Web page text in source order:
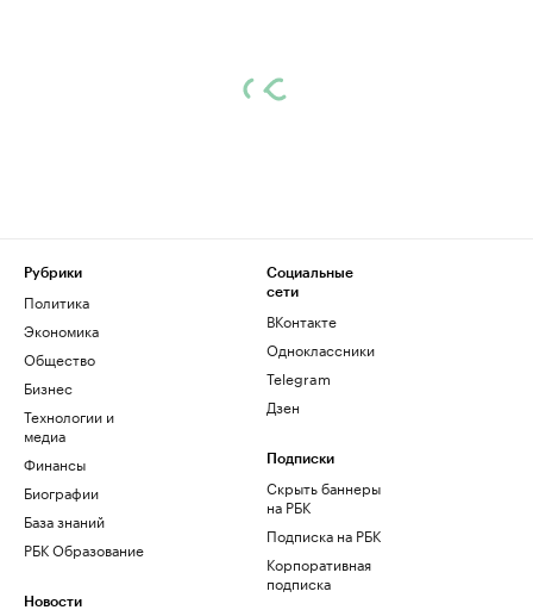
Рубрики
Политика
Экономика
Общество
Бизнес
Технологии и
медиа
Финансы
Биографии
База знаний
РБК Образование
Новости
Социальные
сети
ВКонтакте
Одноклассники
Telegram
Дзен
Подписки
Скрыть баннеры
на РБК
Подписка на РБК
Корпоративная
подписка